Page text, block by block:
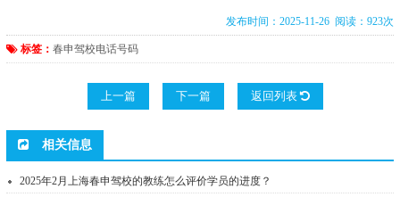
发布时间：2025-11-26 阅读：923次
标签： 春申驾校电话号码
上一篇 下一篇 返回列表
相关信息
2025年2月上海春申驾校的教练怎么评价学员的进度？